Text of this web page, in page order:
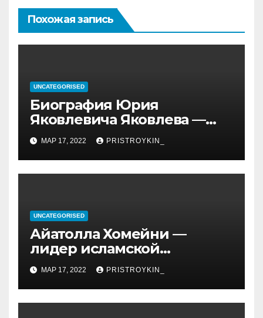
Похожая запись
UNCATEGORISED
Биография Юрия
Яковлевича Яковлева —
история его личной и
профессиональной жизни
МАР 17, 2022 PRISTROYKIN_
UNCATEGORISED
Айатолла Хомейни —
лидер исламской
революции, его биография
и идеология, роль в
иранской политике и
последствия его
МАР 17, 2022 PRISTROYKIN_